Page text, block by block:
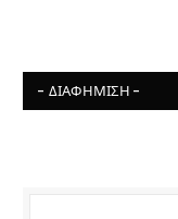
- ΔΙΑΦΉΜΙΣΗ -